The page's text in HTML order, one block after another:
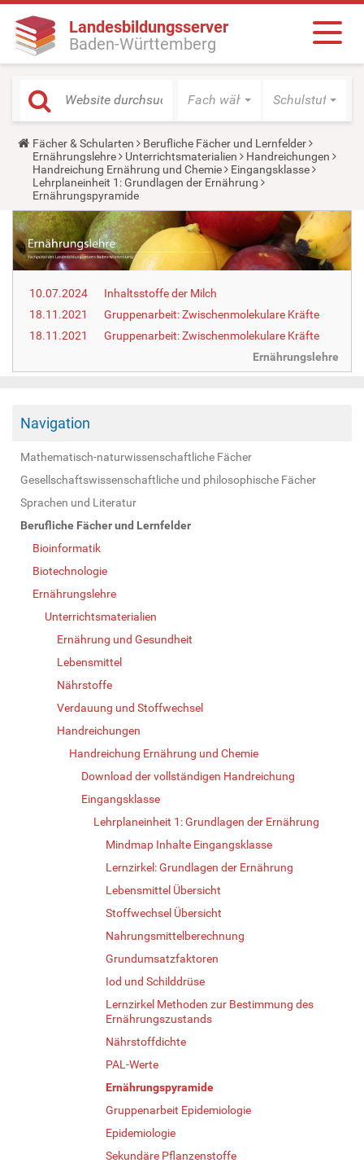
Landesbildungsserver
Baden-Württemberg
Fach wählen Schulstufe
Y
o
u
a
r
e
h
e
r
e
:
Fächer & Schularten
Berufliche Fächer und Lernfelder
Ernährungslehre
Unterrichtsmaterialien
Handreichungen
Handreichung Ernährung und Chemie
Eingangsklasse
Lehrplaneinheit 1: Grundlagen der Ernährung
Ernährungspyramide
10.07.2024
Inhaltsstoffe der Milch
18.11.2021
Gruppenarbeit: Zwischenmolekulare Kräfte
18.11.2021
Gruppenarbeit: Zwischenmolekulare Kräfte
Ernährungslehre
Navigation
Mathematisch-naturwissenschaftliche Fächer
Gesellschaftswissenschaftliche und philosophische Fächer
Sprachen und Literatur
Berufliche Fächer und Lernfelder
Bioinformatik
Biotechnologie
Ernährungslehre
Unterrichtsmaterialien
Ernährung und Gesundheit
Lebensmittel
Nährstoffe
Verdauung und Stoffwechsel
Handreichungen
Handreichung Ernährung und Chemie
Download der vollständigen Handreichung
Eingangsklasse
Lehrplaneinheit 1: Grundlagen der Ernährung
Mindmap Inhalte Eingangsklasse
Lernzirkel: Grundlagen der Ernährung
Lebensmittel Übersicht
Stoffwechsel Übersicht
Nahrungsmittelberechnung
Grundumsatzfaktoren
Iod und Schilddrüse
Lernzirkel Methoden zur Bestimmung des
Ernährungszustands
Nährstoffdichte
PAL-Werte
Ernährungspyramide
Gruppenarbeit Epidemiologie
Epidemiologie
Sekundäre Pflanzenstoffe